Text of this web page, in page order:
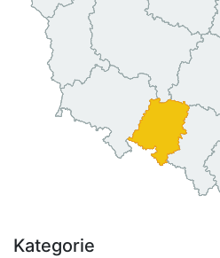
Kategorie